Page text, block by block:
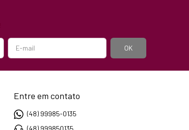
Entre em contato
(48) 99985-0135
(48) 999850135